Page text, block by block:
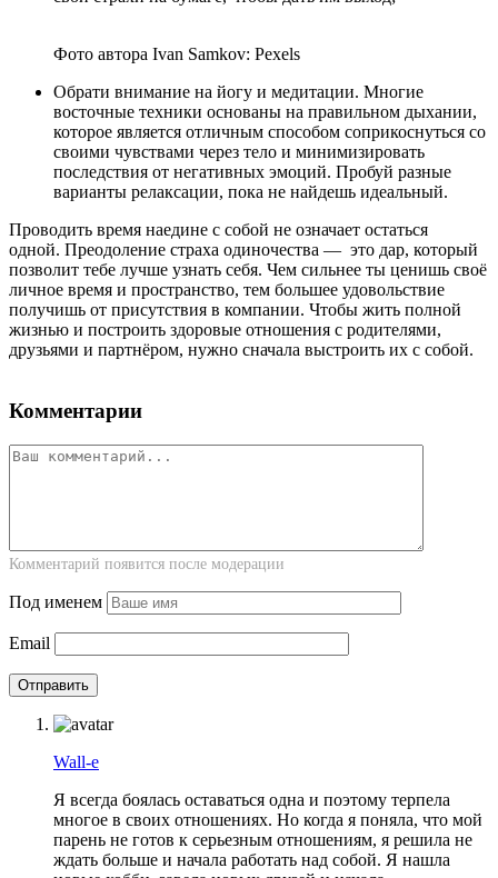
Фото автора Ivan Samkov: Pexels
Обрати внимание на йогу и медитации. Многие
восточные техники основаны на правильном дыхании,
которое является отличным способом соприкоснуться со
своими чувствами через тело и минимизировать
последствия от негативных эмоций. Пробуй разные
варианты релаксации, пока не найдешь идеальный.
Проводить время наедине с собой не означает остаться
одной. Преодоление страха одиночества — это дар, который
позволит тебе лучше узнать себя. Чем сильнее ты ценишь своё
личное время и пространство, тем большее удовольствие
получишь от присутствия в компании. Чтобы жить полной
жизнью и построить здоровые отношения с родителями,
друзьями и партнёром, нужно сначала выстроить их с собой.
Комментарии
Комментарий появится после модерации
Под именем
Email
Wall-e
Я всегда боялась оставаться одна и поэтому терпела
многое в своих отношениях. Но когда я поняла, что мой
парень не готов к серьезным отношениям, я решила не
ждать больше и начала работать над собой. Я нашла